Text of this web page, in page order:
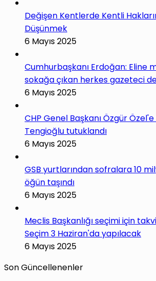
Değişen Kentlerde Kentli
Düşünmek
6 Mayıs 2025
Cumhurbaşkanı Erdoğan: Eline
sokağa çıkan herkes gazeteci
6 Mayıs 2025
CHP Genel Başkanı Özgür
Tengioğlu tutuklandı
6 Mayıs 2025
GSB yurtlarından sofralara 10
öğün taşındı
6 Mayıs 2025
Meclis Başkanlığı seçimi için
Seçim 3 Haziran'da yapılacak
6 Mayıs 2025
Son Güncellenenler